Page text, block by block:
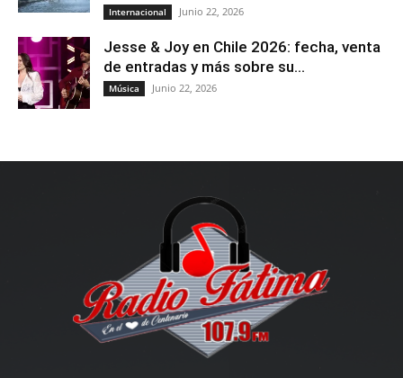
Internacional Junio 22, 2026
Jesse & Joy en Chile 2026: fecha, venta
de entradas y más sobre su...
Música Junio 22, 2026